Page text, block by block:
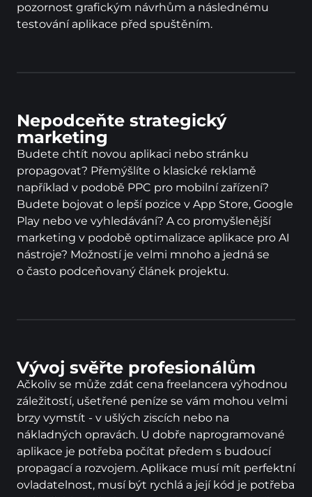
pozornost grafickým návrhům a následnému
testování aplikace před spuštěním.
Nepodceňte strategický
marketing
Budete chtít novou aplikaci nebo stránku
propagovat? Přemýšlíte o klasické reklamě
například v podobě PPC pro mobilní zařízení?
Budete bojovat o lepší pozice v App Store, Google
Play nebo ve vyhledávání? A co promyšlenější
marketing v podobě optimalizace aplikace pro AI
nástroje? Možností je velmi mnoho a jedná se
o často podceňovaný článek projektu.
Vývoj svěřte profesionálům
Ačkoliv se může zdát cena freelancera výhodnou
záležitostí, ušetřené peníze se vám mohou velmi
brzy vymstít - v ušlých ziscích nebo na
nákladných opravách. U dobře naprogramované
aplikace je potřeba počítat předem s budoucí
propagací a rozvojem. Aplikace musí mít perfektní
ovladatelnost, musí být rychlá a její kód je potřeba